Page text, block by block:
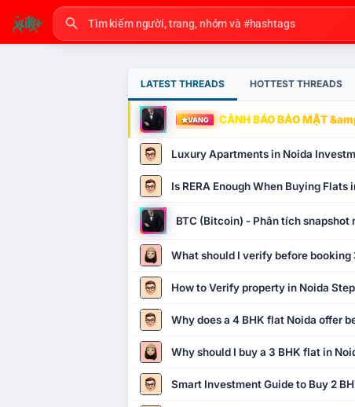
LATEST THREADS HOTTEST THREADS
VÀNG CẢNH BÁO BẢO MẬT
Luxury Apartments in Noida
Is RERA Enough When Buying Flats
BTC (Bitcoin) - Phân tích
What should I verify before booking
How to Verify property in Noida
Why does a 4 BHK flat Noida offer
Why should I buy a 3 BHK flat in
Smart Investment Guide to Buy 2